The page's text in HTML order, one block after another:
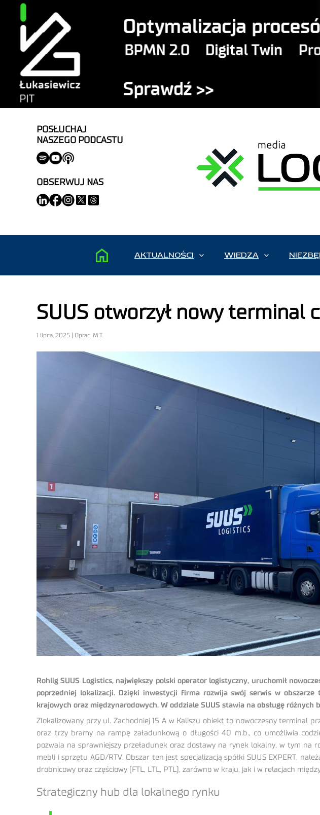
POSŁUCHAJ
NASZEGO PODCASTU
OBSERWUJ NAS
AKTUALNOŚCI WIEDZA
SUUS otworzył nowy terminal
1 lipca, 2025 | Oprac. M.T.
Rohlig SUUS Logistics, największy polski operator logistyczny, uruchomił
poprzedniej lokalizacji. Dzięki inwestycji firma rozwija swój serwis w
krajowych oraz międzynarodowych. W oddziale SUUS stawia na obsługę różnych
Zlokalizowany przy ul. Zachodniej 15 A w Kaliszu obiekt to nowoczesny terminal
oraz trzy bramy na rampę załadunkową o długości 40 m.b., co umożliwia
pozwala na sprawniejszy przeładunek oraz dostawy na rynek lokalny, w tym na
mebli i sprzętu AGD/RTV. Obszar ten jest specjalizacją spółki SUUS EXPERT,
drobnicowy oraz częściowy (FTL, LTL, PTL), zarówno w kraju, jak i w relacjach
Strategiczny hub dla lokalnego rynku